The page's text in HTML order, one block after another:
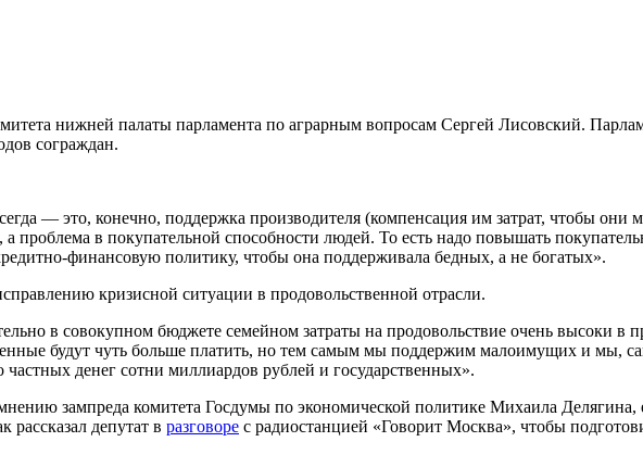
нижней палаты парламента по аграрным вопросам Сергей Лисовский.
сограждан.
— это, конечно, поддержка производителя (компенсация им затрат, чтобы
проблема в покупательной способности людей. То есть надо повышать
финансовую политику, чтобы она поддерживала бедных, а не богатых».
кризисной ситуации в продовольственной отрасли.
в совокупном бюджете семейном затраты на продовольствие очень высоки в
будут чуть больше платить, но тем самым мы поддержим малоимущих и мы,
денег сотни миллиардов рублей и государственных».
зампреда комитета Госдумы по экономической политике Михаила Делягина,
депутат в разговоре с радиостанцией «Говорит Москва», чтобы